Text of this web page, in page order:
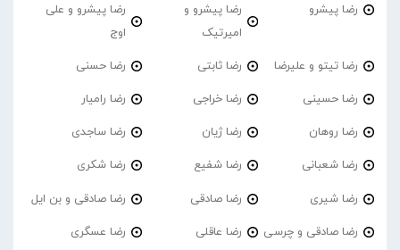
رضا پیشرو
رضا پیشرو و
امیرتیک
رضا پیشرو و علی
اوج
رضا تیتو و علیرضا رضا ثابتی رضا حسنی
رضا حسینی رضا خراجی رضا رامیار
رضا روهان رضا ژیان رضا ساجدی
رضا شعبانی رضا شفیع رضا شکری
رضا شیری رضا صادقی رضا صادقی و بن ایل
رضا صادقی و چرسی رضا عاقلی رضا عسگری